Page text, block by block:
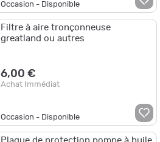
Occasion - Disponible
Filtre à aire tronçonneuse
greatland ou autres
6,00 €
Achat Immédiat
Occasion - Disponible